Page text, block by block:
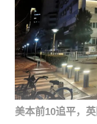
美本前10追平，